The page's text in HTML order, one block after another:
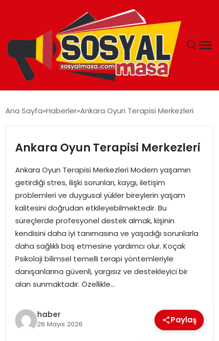
EKONOMI
GÜNCEL
TEKNOLOJI
EĞITIM
SPOR
GÜNDEM
MAGAZIN
Ana Sayfa Haberler Ankara Oyun Terapisi Merkezleri
Ankara Oyun Terapisi Merkezleri
Ankara Oyun Terapisi Merkezleri Modern yaşamın
getirdiği stres, ilişki sorunları, kaygı, iletişim
problemleri ve duygusal yükler bireylerin yaşam
kalitesini doğrudan etkileyebilmektedir. Bu
süreçlerde profesyonel destek almak, kişinin
kendisini daha iyi tanımasına ve yaşadığı sorunlarla
daha sağlıklı baş etmesine yardımcı olur. Koçak
Psikoloji bilimsel temelli terapi yöntemleriyle
danışanlarına güvenli, yargısız ve destekleyici bir
alan sunmaktadır. Özellikle…
haber
26 Mayıs 2026 Paylaş